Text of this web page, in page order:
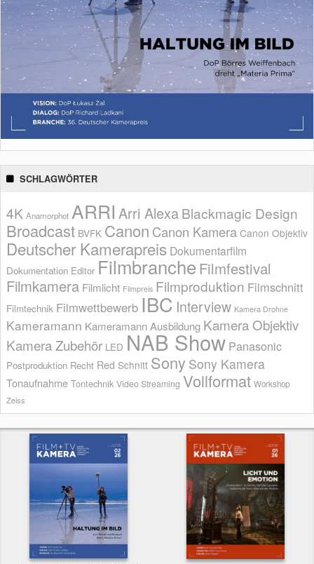
SCHLAGWÖRTER
4K Anamorphot ARRI Arri AlexaBlackmagic Design
Broadcast BVFK Canon Canon Kamera Canon Objektiv
Deutscher Kamerapreis Dokumentarfilm
Dokumentation Editor Filmbranche Filmfestival
Filmkamera Filmlicht Filmpreis Filmproduktion Filmschnitt
Filmtechnik Filmwettbewerb IBC Interview Kamera Drohne
Kameramann Kameramann Ausbildung Kamera Objektiv
Kamera Zubehör LED NAB Show Panasonic
Postproduktion Recht Red Schnitt Sony Sony Kamera
Tonaufnahme Tontechnik Video Streaming Vollformat Workshop
Zeiss